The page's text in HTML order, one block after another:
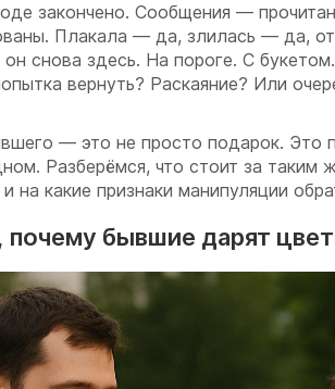
закончено. Сообщения —
Плакала — да, злилась — да,
он снова здесь. На пороге. С
вернуть? Раскаяние? Или
— это не просто подарок. Это
Разберёмся, что стоит за таким
и на какие признаки манипуляции
почему бывшие дарят